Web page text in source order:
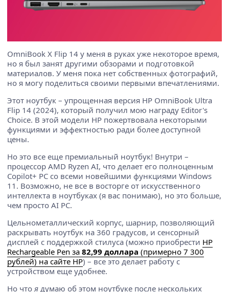
OmniBook X Flip 14 у меня в руках уже некоторое время,
но я был занят другими обзорами и подготовкой
материалов. У меня пока нет собственных фотографий,
но я могу поделиться своими первыми впечатлениями.
Этот ноутбук – упрощенная версия HP OmniBook Ultra
Flip 14 (2024), который получил мою награду Editor's
Choice. В этой модели HP пожертвовала некоторыми
функциями и эффектностью ради более доступной
цены.
Но это все еще премиальный ноутбук! Внутри –
процессор AMD Ryzen AI, что делает его полноценным
Copilot+ PC со всеми новейшими функциями Windows
11. Возможно, не все в восторге от искусственного
интеллекта в ноутбуках (я вас понимаю), но это больше,
чем просто AI PC.
Цельнометаллический корпус, шарнир, позволяющий
раскрывать ноутбук на 360 градусов, и сенсорный
дисплей с поддержкой стилуса (можно приобрести HP
Rechargeable Pen за 82,99 доллара (примерно 7 300
рублей) на сайте HP) – все это делает работу с
устройством еще удобнее.
Но чтоя думаю об этом ноутбуке после нескольких